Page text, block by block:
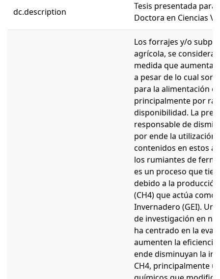
dc.description
Tesis presentada
Doctora en Ciencias
Los forrajes y/o
agrícola, se
medida que aumenta
a pesar de lo cual son
para la alimentación
principalmente por
disponibilidad. La
responsable de
por ende la utilización
contenidos en estos
los rumiantes de
es un proceso que
debido a la
(CH4) que actúa como
Invernadero (GEI).
de investigación en
ha centrado en la
aumenten la
ende disminuyan la
CH4, principalmente